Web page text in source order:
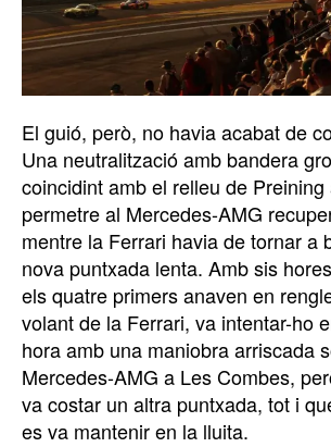
El guió, però, no havia acabat de
Una neutralització amb bandera
coincidint amb el relleu de
permetre al Mercedes-AMG
mentre la Ferrari havia de tornar a
nova puntxada lenta. Amb sis
els quatre primers anaven en
volant de la Ferrari, va intentar-ho
hora amb una maniobra arriscada
Mercedes-AMG a Les Combes,
va costar un altra puntxada, tot i
es va mantenir en la lluita.